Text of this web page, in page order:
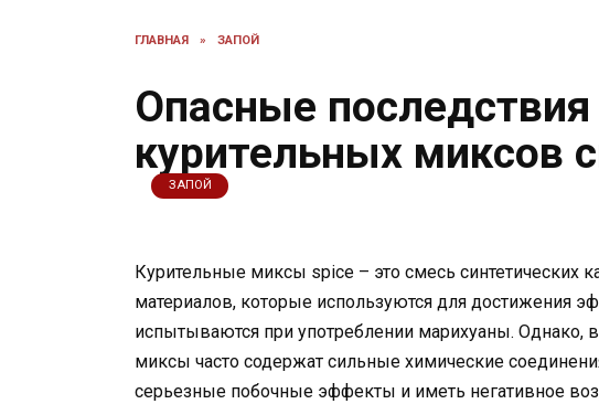
ГЛАВНАЯ » ЗАПОЙ
Опасные
курительных миксов
ЗАПОЙ
Курительные миксы spice – это смесь синтетических
материалов, которые используются для достижения
испытываются при употреблении марихуаны. Однако, в
миксы часто содержат сильные химические
серьезные побочные эффекты и иметь негативное